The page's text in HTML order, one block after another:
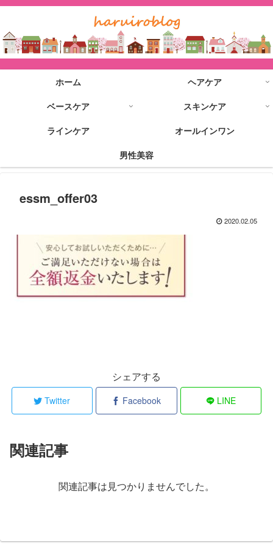
ホーム
ヘアケア
ベースケア
スキンケア
ラインケア
オールインワン
男性美容
essm_offer03
2020.02.05
シェアする
Twitter Facebook LINE
関連記事
関連記事は見つかりませんでした。